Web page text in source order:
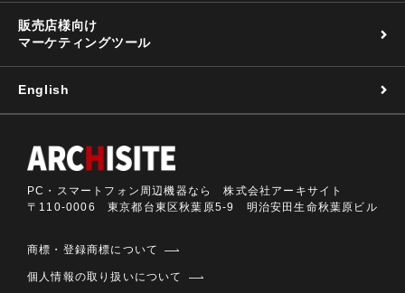
販売店様向け
マーケティングツール
English
PC・スマートフォン周辺機器なら 株式会社アーキサイト
〒110-0006 東京都台東区秋葉原5-9 明治安田生命秋葉原ビル
商標・登録商標について
個人情報の取り扱いについて